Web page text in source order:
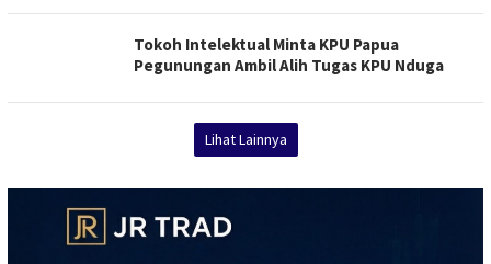
Tokoh Intelektual Minta KPU Papua
Pegunungan Ambil Alih Tugas KPU Nduga
Lihat Lainnya